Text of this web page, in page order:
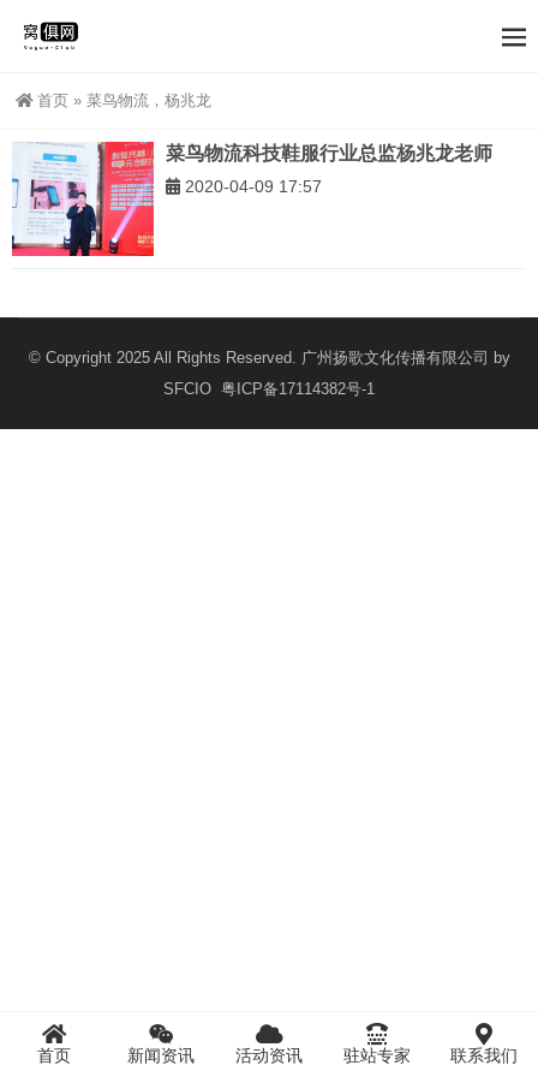
首页 » 菜鸟物流，杨兆龙
菜鸟物流科技鞋服行业总监杨兆龙老师
2020-04-09 17:57
© Copyright 2025 All Rights Reserved. 广州扬歌文化传播有限公司 by
SFCIO 粤ICP备17114382号-1
首页 新闻资讯 活动资讯 驻站专家 联系我们